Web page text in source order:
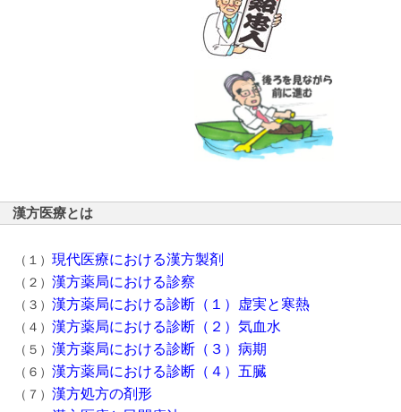
漢方医療とは
（１） 現代医療における漢方製剤
（２） 漢方薬局における診察
（３） 漢方薬局における診断（１）虚実と寒熱
（４） 漢方薬局における診断（２）気血水
（５） 漢方薬局における診断（３）病期
（６） 漢方薬局における診断（４）五臓
（７） 漢方処方の剤形